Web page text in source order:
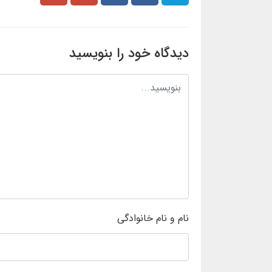
دیدگاه خود را بنویسید
نام و نام خانوادگی